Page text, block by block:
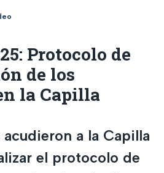
Protocolo de
de los
la Capilla
a la Capilla
el protocolo de